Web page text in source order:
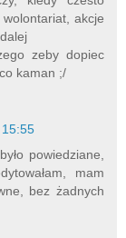
akcje
zeby dopiec
kaman ;/
powiedziane,
mam
bez żadnych